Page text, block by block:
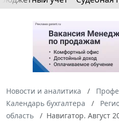
Новости и аналитика
Календарь бухгалтера
область
Навигатор. Август